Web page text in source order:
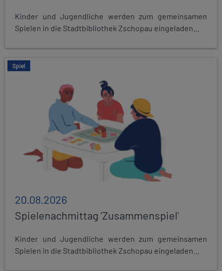
Kinder und Jugendliche werden zum gemeinsamen
Spielen in die Stadtbibliothek Zschopau eingeladen...
Spiel
20.08.2026
Spielenachmittag 'Zusammenspiel'
Kinder und Jugendliche werden zum gemeinsamen
Spielen in die Stadtbibliothek Zschopau eingeladen...